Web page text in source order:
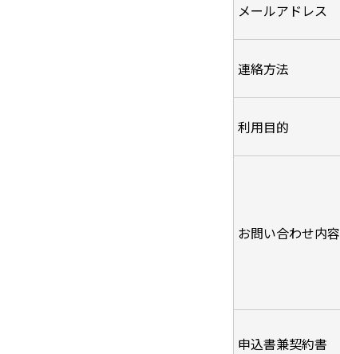
メールアドレス
連絡方法
利用目的
お問い合わせ内容
申込書兼契約書